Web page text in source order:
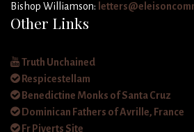
Bishop Williamson:
Other Links
Truth Unchained
Respicestellam
Benedictine Monks of Santa Cruz
Dominican Fathers of Avrille, France
Fr Piverts Site